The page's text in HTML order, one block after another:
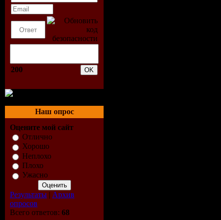
200
Наш опрос
Оцените мой сайт
Отлично
Хорошо
Неплохо
Плохо
Ужасно
Результаты | Архив
опросов
Всего ответов: 68